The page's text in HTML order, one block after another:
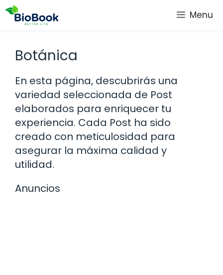
Saltar
Menu
Botánica
En esta página, descubrirás una
variedad seleccionada de Post
elaborados para enriquecer tu
experiencia. Cada Post ha sido
creado con meticulosidad para
asegurar la máxima calidad y
utilidad.
Anuncios